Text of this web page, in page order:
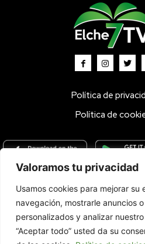
Valoramos tu privacidad
Usamos cookies para mejorar su
navegación, mostrarle anuncios
personalizados y analizar
“Aceptar todo” usted da su
Política de
Política de
TV DIRECTO 🔴 Programas
Radio
Bolsa de Trabajo